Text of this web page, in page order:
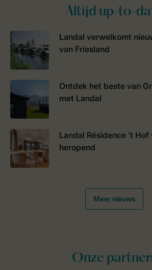
Altijd up-to-
Landal verwelkomt
van Friesland
Ontdek het beste van
met Landal
Landal Résidence ’t
heropend
Meer nieuws
Onze